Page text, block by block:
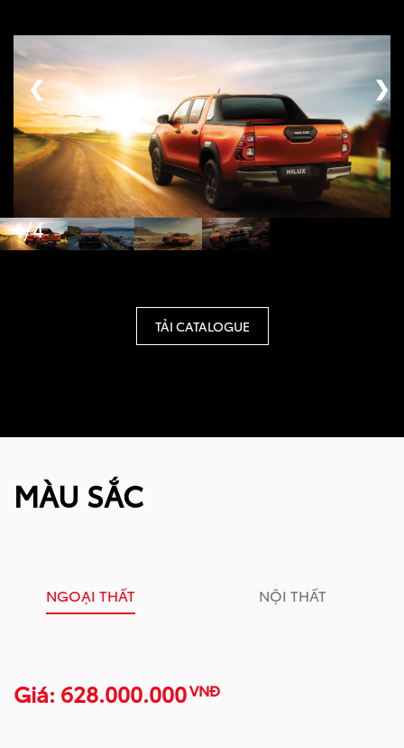
1/4
❮ ❯
TẢI CATALOGUE
MÀU SẮC
NGOẠI THẤT NỘI THẤT
Giá: 628.000.000VNĐ